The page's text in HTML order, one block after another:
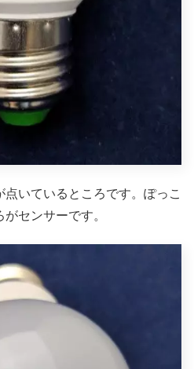
いているところです。ぽっこ
センサーです。